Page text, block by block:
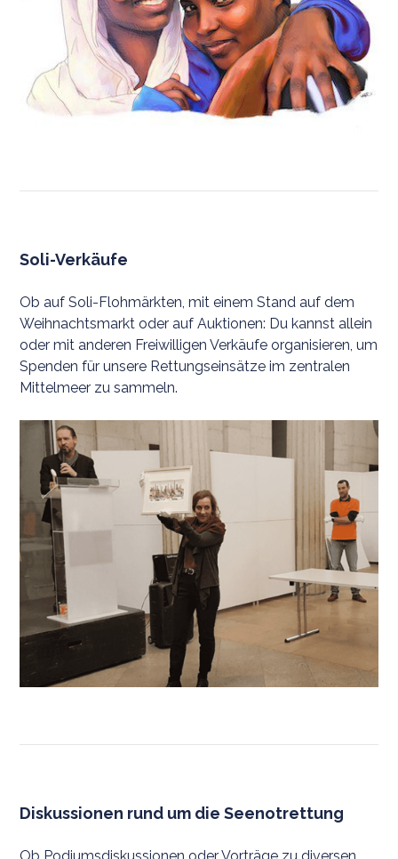
Soli-Verkäufe
Ob auf Soli-Flohmärkten, mit einem Stand auf dem
Weihnachtsmarkt oder auf Auktionen: Du kannst allein
oder mit anderen Freiwilligen Verkäufe organisieren, um
Spenden für unsere Rettungseinsätze im zentralen
Mittelmeer zu sammeln.
Diskussionen rund um die Seenotrettung